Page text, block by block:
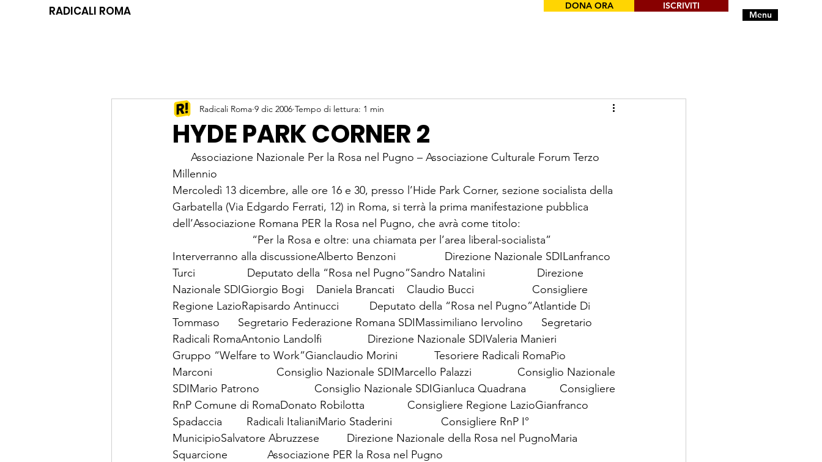
RADICALI ROMA Menu
DONA ORA ISCRIVITI
HYDE PARK CORNER 2
Radicali Roma 9 dic 2006 Tempo di lettura: 1 min
Associazione Nazionale Per la Rosa nel Pugno – Associazione Culturale Forum Terzo
Millennio
Mercoledì 13 dicembre, alle ore 16 e 30, presso l’Hide Park Corner, sezione socialista della
Garbatella (Via Edgardo Ferrati, 12) in Roma, si terrà la prima manifestazione pubblica
dell’Associazione Romana PER la Rosa nel Pugno, che avrà come titolo:
“Per la Rosa e oltre: una chiamata per l’area liberal-socialista”
Interverranno alla discussioneAlberto Benzoni                Direzione Nazionale SDILanfranco
Turci                 Deputato della “Rosa nel Pugno”Sandro Natalini                 Direzione
Nazionale SDIGiorgio Bogi    Daniela Brancati    Claudio Bucci                   Consigliere
Regione LazioRapisardo Antinucci          Deputato della “Rosa nel Pugno”Atlantide Di
Tommaso      Segretario Federazione Romana SDIMassimiliano Iervolino      Segretario
Radicali RomaAntonio Landolfi               Direzione Nazionale SDIValeria Manieri
Gruppo “Welfare to Work”Gianclaudio Morini            Tesoriere Radicali RomaPio
Marconi                     Consiglio Nazionale SDIMarcello Palazzi               Consiglio Nazionale
SDIMario Patrono                  Consiglio Nazionale SDIGianluca Quadrana           Consigliere
RnP Comune di RomaDonato Robilotta              Consigliere Regione LazioGianfranco
Spadaccia        Radicali ItalianiMario Staderini                Consigliere RnP I°
MunicipioSalvatore Abruzzese         Direzione Nazionale della Rosa nel PugnoMaria
Squarcione             Associazione PER la Rosa nel Pugno